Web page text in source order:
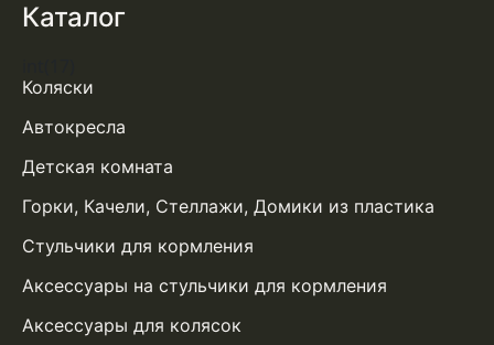
Каталог
Коляски
Автокресла
Детская комната
Горки, Качели, Стеллажи, Домики из пластика
Стульчики для кормления
Аксессуары на стульчики для кормления
Аксессуары для колясок